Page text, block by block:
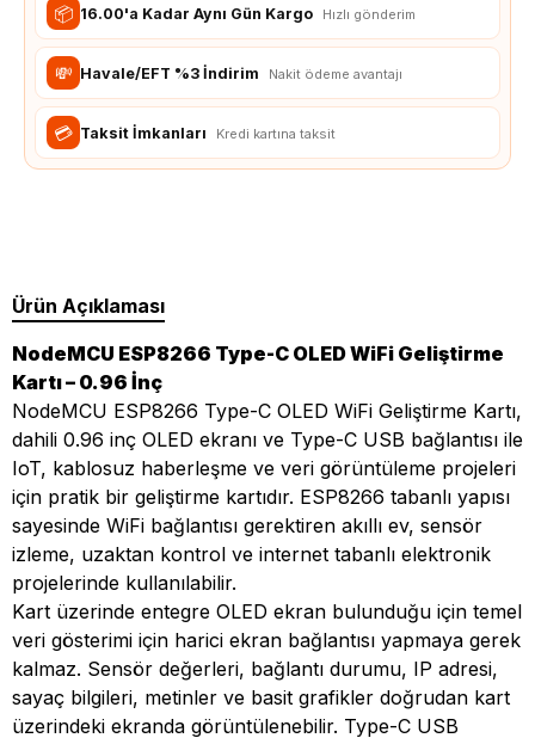
📦 16.00'a Kadar Aynı Gün Kargo Hızlı gönderim
💸 Havale/EFT %3 İndirim Nakit ödeme avantajı
💳 Taksit İmkanları Kredi kartına taksit
Ürün Açıklaması
NodeMCU ESP8266 Type-C OLED WiFi Geliştirme
Kartı – 0.96 İnç
NodeMCU ESP8266 Type-C OLED WiFi Geliştirme Kartı,
dahili 0.96 inç OLED ekranı ve Type-C USB bağlantısı ile
IoT, kablosuz haberleşme ve veri görüntüleme projeleri
için pratik bir geliştirme kartıdır. ESP8266 tabanlı yapısı
sayesinde WiFi bağlantısı gerektiren akıllı ev, sensör
izleme, uzaktan kontrol ve internet tabanlı elektronik
projelerinde kullanılabilir.
Kart üzerinde entegre OLED ekran bulunduğu için temel
veri gösterimi için harici ekran bağlantısı yapmaya gerek
kalmaz. Sensör değerleri, bağlantı durumu, IP adresi,
sayaç bilgileri, metinler ve basit grafikler doğrudan kart
üzerindeki ekranda görüntülenebilir. Type-C USB